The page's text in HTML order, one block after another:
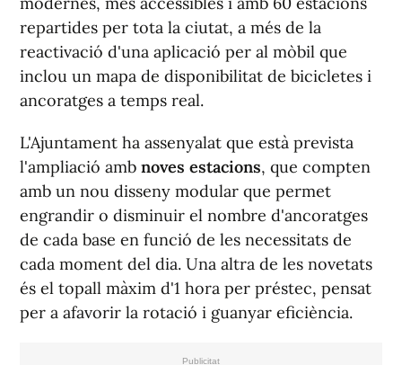
repartides per tota la ciutat, a més de la
reactivació d'una aplicació per al mòbil que
inclou un mapa de disponibilitat de bicicletes i
ancoratges a temps real.
L'Ajuntament ha assenyalat que està prevista
l'ampliació amb noves estacions, que compten
amb un nou disseny modular que permet
engrandir o disminuir el nombre d'ancoratges
de cada base en funció de les necessitats de
cada moment del dia. Una altra de les novetats
és el topall màxim d'1 hora per préstec, pensat
per a afavorir la rotació i guanyar eficiència.